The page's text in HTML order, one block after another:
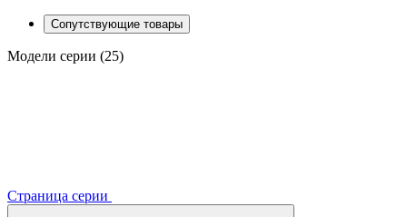
Сопутствующие товары
Модели серии (25)
Страница серии